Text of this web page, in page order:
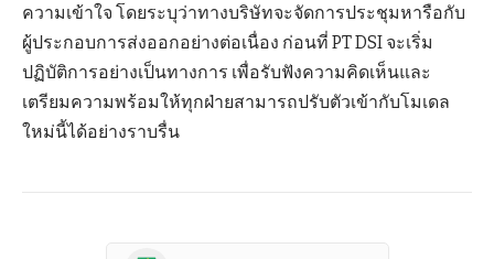
ความเข้าใจ โดยระบุว่าทางบริษัทจะจัดการประชุมหารือกับ
ผู้ประกอบการส่งออกอย่างต่อเนื่อง ก่อนที่ PT DSI จะเริ่ม
ปฏิบัติการอย่างเป็นทางการ เพื่อรับฟังความคิดเห็นและ
เตรียมความพร้อมให้ทุกฝ่ายสามารถปรับตัวเข้ากับโมเดล
ใหม่นี้ได้อย่างราบรื่น